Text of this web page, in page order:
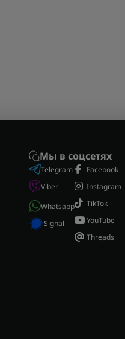
Мы в соцсетях
Telegram
Viber
Whatsapp
Signal
Facebook
Instagram
TikTok
YouTube
Threads